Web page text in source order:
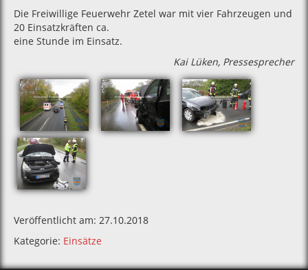
Die Freiwillige Feuerwehr Zetel war mit vier Fahrzeugen und
20 Einsatzkräften ca.
eine Stunde im Einsatz.
Kai Lüken, Pressesprecher
Veröffentlicht am: 27.10.2018
Kategorie: Einsätze